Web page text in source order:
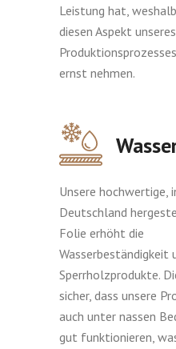
Leistung hat,
diesen Aspekt unseres
ernst nehmen.
Unsere hochwertige,
Deutschland
Folie erhöht die
Wasserbeständigkeit
Sperrholzprodukte.
sicher, dass unsere
auch unter nassen
gut funktionieren,